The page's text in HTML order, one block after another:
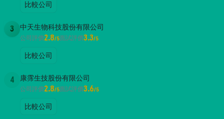
比較公司
3 中天生物科技股份有限公司
公司評價2.8/5面試評價3.3/5
比較公司
4 康霈生技股份有限公司
公司評價2.8/5面試評價3.6/5
比較公司